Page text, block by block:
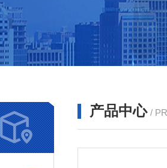
产品中心 /